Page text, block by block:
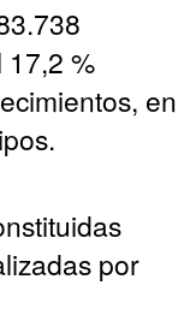
17,2 %
en
por